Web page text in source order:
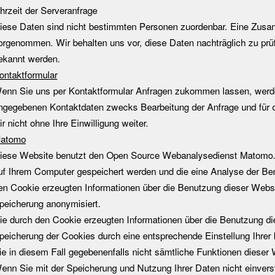
der Serveranfrage
Daten sind nicht bestimmten Personen zuordenbar. Eine
Wir behalten uns vor, diese Daten nachträglich zu
werden.
Sie uns per Kontaktformular Anfragen zukommen lassen,
Kontaktdaten zwecks Bearbeitung der Anfrage und
nicht ohne Ihre Einwilligung weiter.
Website benutzt den Open Source Webanalysedienst
Ihrem Computer gespeichert werden und die eine Analyse der
Cookie erzeugten Informationen über die Benutzung dieser
anonymisiert.
durch den Cookie erzeugten Informationen über die Benutzung
der Cookies durch eine entsprechende Einstellung
in diesem Fall gegebenenfalls nicht sämtliche Funktionen
Sie mit der Speicherung und Nutzung Ihrer Daten nicht